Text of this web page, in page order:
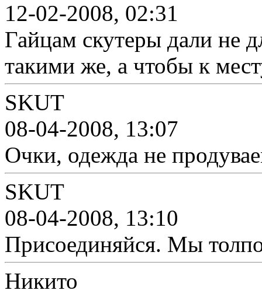
12-02-2008, 02:31
Гайцам скутеры дали не
такими же, а чтобы к
SKUT
08-04-2008, 13:07
Очки, одежда не
SKUT
08-04-2008, 13:10
Присоединяйся. Мы
Никито